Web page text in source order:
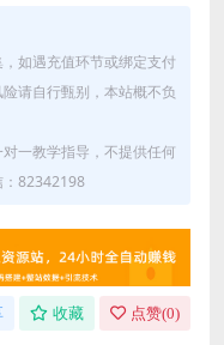
如遇充值环节或绑定支付
请自行甄别，本站概不负
一教学指导，不提供任何
：82342198
收藏 点赞(0)